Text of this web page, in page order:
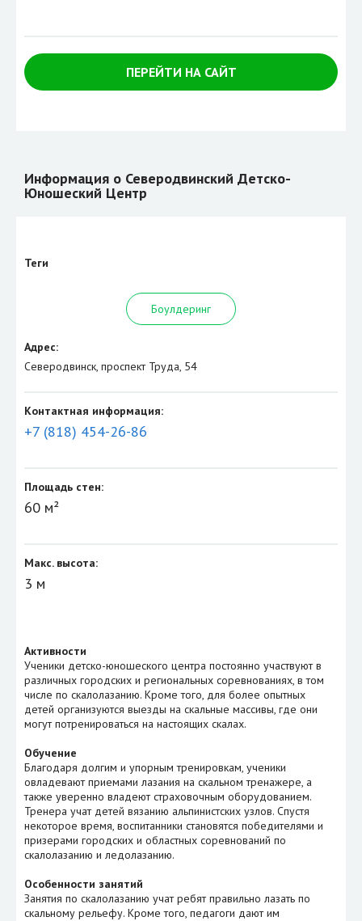
ПЕРЕЙТИ НА САЙТ
Информация о Северодвинский Детско-
Юношеский Центр
Теги
Боулдеринг
Адрес:
Северодвинск, проспект Труда, 54
Контактная информация:
+7 (818) 454-26-86
Площадь стен:
60 м²
Макс. высота:
3 м
Активности
Ученики детско-юношеского центра постоянно участвуют в
различных городских и региональных соревнованиях, в том
числе по скалолазанию. Кроме того, для более опытных
детей организуются выезды на скальные массивы, где они
могут потренироваться на настоящих скалах.
Обучение
Благодаря долгим и упорным тренировкам, ученики
овладевают приемами лазания на скальном тренажере, а
также уверенно владеют страховочным оборудованием.
Тренера учат детей вязанию альпинистских узлов. Спустя
некоторое время, воспитанники становятся победителями и
призерами городских и областных соревнований по
скалолазанию и ледолазанию.
Особенности занятий
Занятия по скалолазанию учат ребят правильно лазать по
скальному рельефу. Кроме того, педагоги дают им